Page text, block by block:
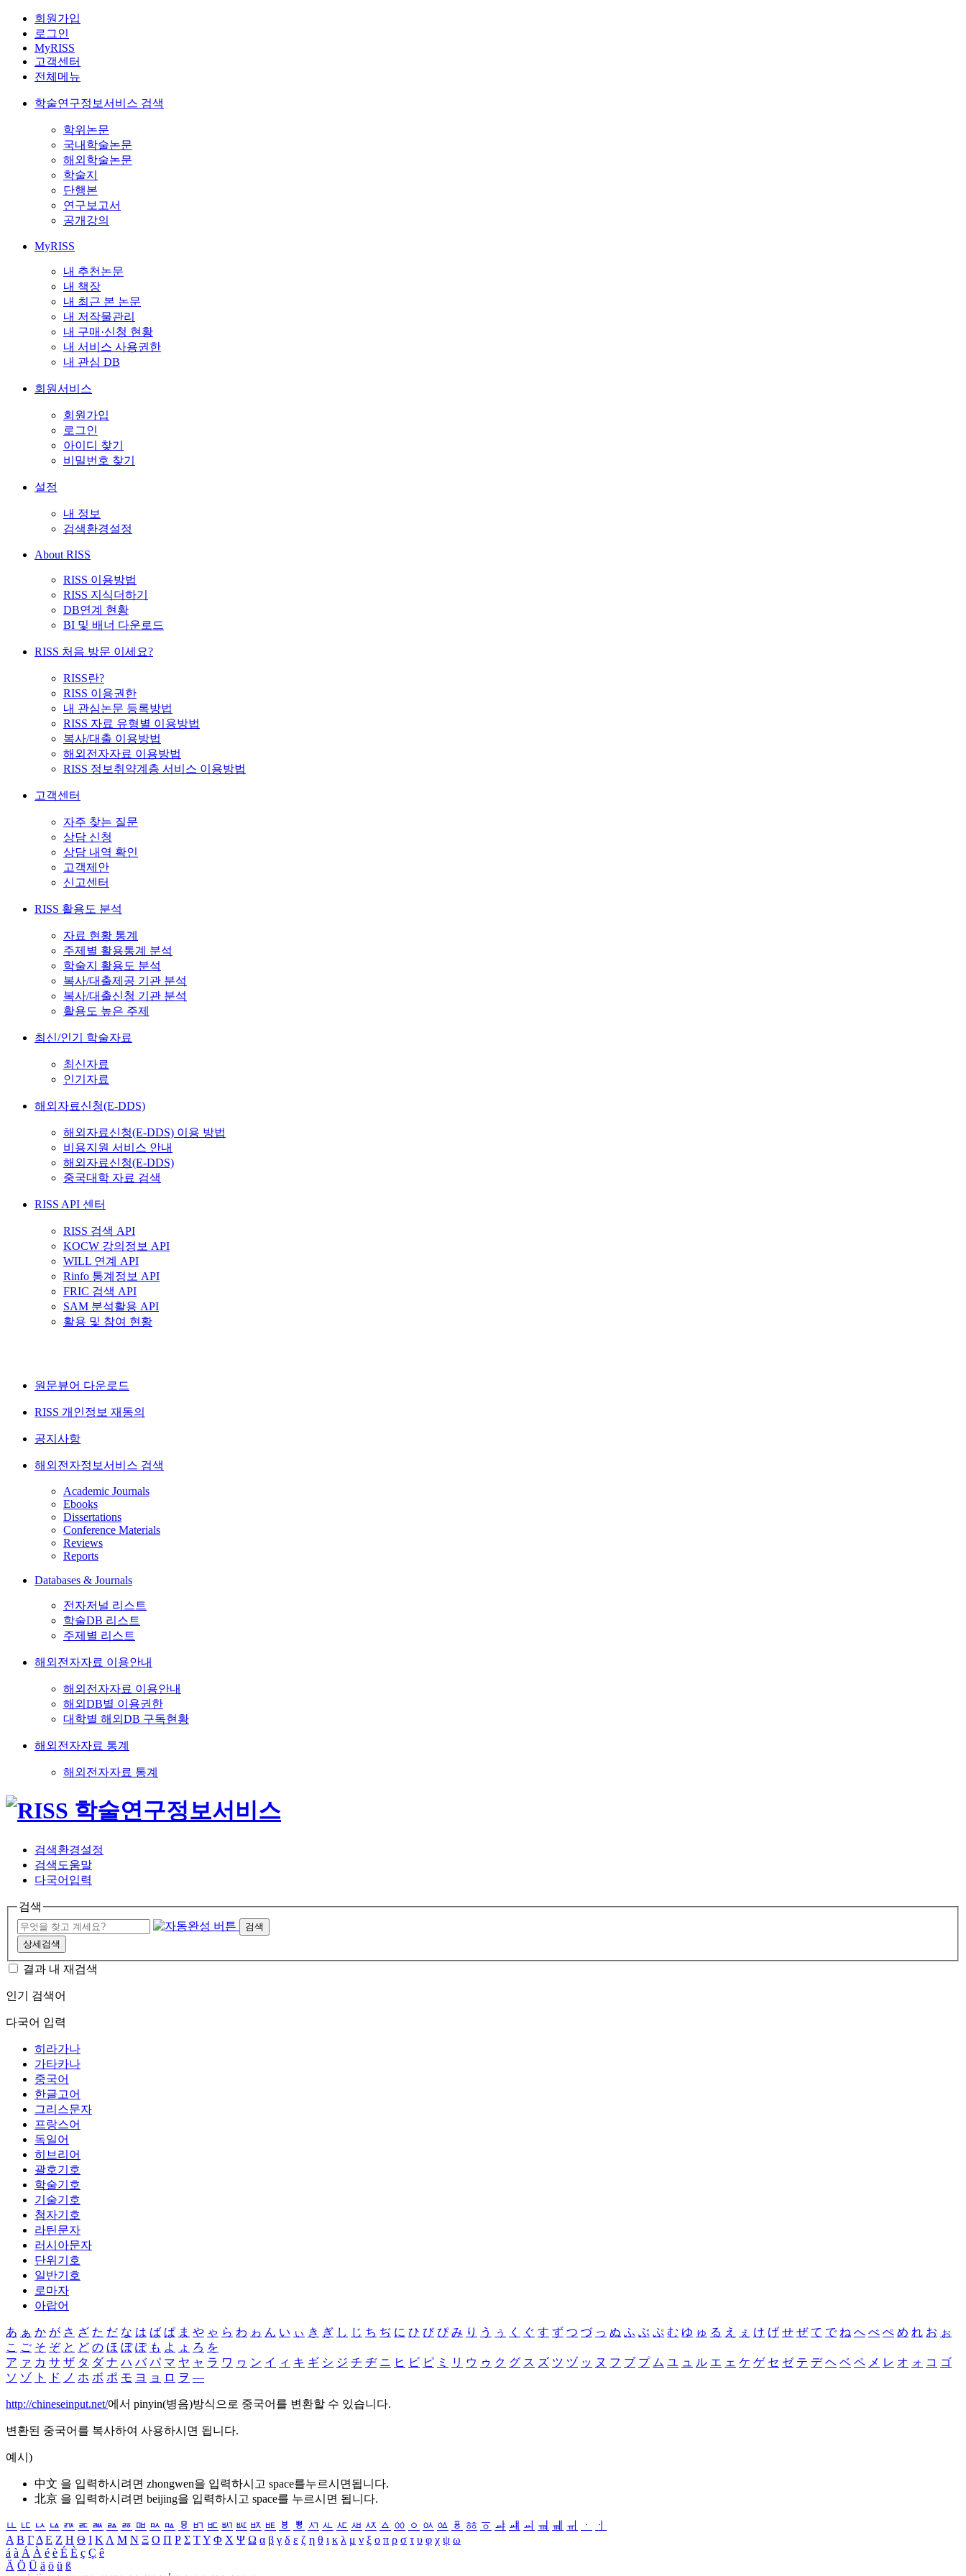
회원가입
로그인
MyRISS
고객센터
전체메뉴
학술연구정보서비스 검색
학위논문
국내학술논문
해외학술논문
학술지
단행본
연구보고서
공개강의
MyRISS
내 추천논문
내 책장
내 최근 본 논문
내 저작물관리
내 구매·신청 현황
내 서비스 사용권한
내 관심 DB
회원서비스
회원가입
로그인
아이디 찾기
비밀번호 찾기
설정
내 정보
검색환경설정
About RISS
RISS 이용방법
RISS 지식더하기
DB연계 현황
BI 및 배너 다운로드
RISS 처음 방문 이세요?
RISS란?
RISS 이용권한
내 관심논문 등록방법
RISS 자료 유형별 이용방법
복사/대출 이용방법
해외전자자료 이용방법
RISS 정보취약계층 서비스 이용방법
고객센터
자주 찾는 질문
상담 신청
상담 내역 확인
고객제안
신고센터
RISS 활용도 분석
자료 현황 통계
주제별 활용통계 분석
학술지 활용도 분석
복사/대출제공 기관 분석
복사/대출신청 기관 분석
활용도 높은 주제
최신/인기 학술자료
최신자료
인기자료
해외자료신청(E-DDS)
해외자료신청(E-DDS) 이용 방법
비용지원 서비스 안내
해외자료신청(E-DDS)
중국대학 자료 검색
RISS API 센터
RISS 검색 API
KOCW 강의정보 API
WILL 연계 API
Rinfo 통계정보 API
FRIC 검색 API
SAM 분석활용 API
활용 및 참여 현황
원문뷰어 다운로드
RISS 개인정보 재동의
공지사항
해외전자정보서비스 검색
Academic Journals
Ebooks
Dissertations
Conference Materials
Reviews
Reports
Databases & Journals
전자저널 리스트
학술DB 리스트
주제별 리스트
해외전자자료 이용안내
해외전자자료 이용안내
해외DB별 이용권한
대학별 해외DB 구독현황
해외전자자료 통계
해외전자자료 통계
검색환경설정
검색도움말
다국어입력
검색
검색
상세검색
결과 내 재검색
인기 검색어
다국어 입력
히라가나
가타카나
중국어
한글고어
그리스문자
프랑스어
독일어
히브리어
괄호기호
학술기호
기술기호
첨자기호
라틴문자
러시아문자
단위기호
일반기호
로마자
아랍어
あ ぁ か が さ ざ た だ な は ば ぱ ま や ゃ ら わ ゎ ん い ぃ き ぎ し じ ち ぢ に ひ び ぴ み り う ぅ く ぐ す ず つ づ っ ぬ ふ ぶ ぷ む ゆ ゅ る え ぇ け げ せ ぜ て で ね へ べ ぺ め れ お ぉ
こ ご そ ぞ と ど の ほ ぼ ぽ も よ ょ ろ を
ア ァ カ サ ザ タ ダ ナ ハ バ パ マ ヤ ャ ラ ワ ヮ ン イ ィ キ ギ シ ジ チ ヂ ニ ヒ ビ ピ ミ リ ウ ゥ ク グ ス ズ ツ ヅ ッ ヌ フ ブ プ ム ユ ュ ル エ ェ ケ ゲ セ ゼ テ デ ヘ ベ ペ メ レ オ ォ コ ゴ
ソ ゾ ト ド ノ ホ ボ ポ モ ヨ ョ ロ ヲ ―
http://chineseinput.net/에서 pinyin(병음)방식으로 중국어를 변환할 수 있습니다.
변환된 중국어를 복사하여 사용하시면 됩니다.
예시)
中文 을 입력하시려면 zhongwen을 입력하시고 space를누르시면됩니다.
北京 을 입력하시려면 beijing을 입력하시고 space를 누르시면 됩니다.
ㅥ ㅦ ㅧ ㅨ ㅩ ㅪ ㅫ ㅬ ㅭ ㅮ ㅯ ㅰ ㅱ ㅲ ㅳ ㅴ ㅵ ㅶ ㅷ ㅸ ㅹ ㅺ ㅻ ㅼ ㅽ ㅾ ㅿ ㆀ ㆁ ㆂ ㆃ ㆄ ㆅ ㆆ ㆇ ㆈ ㆉ ㆊ ㆋ ㆌ ㆍ
ㆎ
Α Β ΓΔ Ε Ζ Η Θ Ι ΚΛ Μ Ν Ξ Ο Π Ρ Σ ΤΥ Φ Χ Ψ Ω α β γ δ ε ζ η θ ι κ λ μ ν ξ ο π ρ σ τ υ φ χ ψ ω
á à Á À é è É È ç Ç ê
Ä Ö Ü ä ö ü ß